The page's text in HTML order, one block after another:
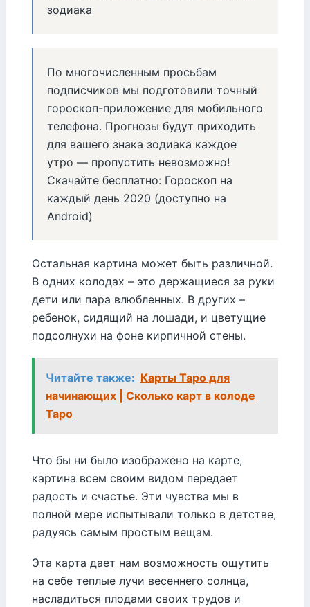
зодиака
По многочисленным просьбам
подписчиков мы подготовили точный
гороскоп-приложение для мобильного
телефона. Прогнозы будут приходить
для вашего знака зодиака каждое
утро — пропустить невозможно!
Скачайте бесплатно: Гороскоп на
каждый день 2020 (доступно на
Android)
Остальная картина может быть различной.
В одних колодах – это держащиеся за руки
дети или пара влюбленных. В других –
ребенок, сидящий на лошади, и цветущие
подсолнухи на фоне кирпичной стены.
Читайте также: Карты Таро для
начинающих | Сколько карт в колоде
Таро
Что бы ни было изображено на карте,
картина всем своим видом передает
радость и счастье. Эти чувства мы в
полной мере испытывали только в детстве,
радуясь самым простым вещам.
Эта карта дает нам возможность ощутить
на себе теплые лучи весеннего солнца,
насладиться плодами своих трудов и